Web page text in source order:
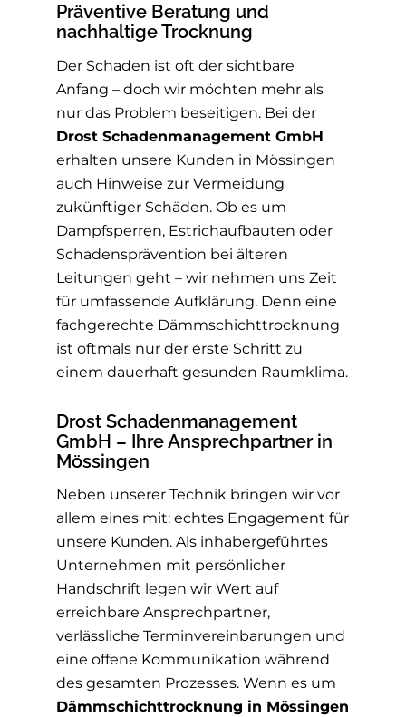
Präventive Beratung und
nachhaltige Trocknung
Der Schaden ist oft der sichtbare
Anfang – doch wir möchten mehr als
nur das Problem beseitigen. Bei der
Drost Schadenmanagement GmbH
erhalten unsere Kunden in Mössingen
auch Hinweise zur Vermeidung
zukünftiger Schäden. Ob es um
Dampfsperren, Estrichaufbauten oder
Schadensprävention bei älteren
Leitungen geht – wir nehmen uns Zeit
für umfassende Aufklärung. Denn eine
fachgerechte Dämmschichttrocknung
ist oftmals nur der erste Schritt zu
einem dauerhaft gesunden Raumklima.
Drost Schadenmanagement
GmbH – Ihre Ansprechpartner in
Mössingen
Neben unserer Technik bringen wir vor
allem eines mit: echtes Engagement für
unsere Kunden. Als inhabergeführtes
Unternehmen mit persönlicher
Handschrift legen wir Wert auf
erreichbare Ansprechpartner,
verlässliche Terminvereinbarungen und
eine offene Kommunikation während
des gesamten Prozesses. Wenn es um
Dämmschichttrocknung in Mössingen